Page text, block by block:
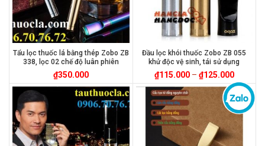
Tẩu lọc thuốc lá bằng thép Zobo ZB
338, lọc 02 chế độ luân phiên
₫350.000
Đầu lọc khói thuốc Zobo ZB 055
khử độc vệ sinh, tái sử dụng
₫115.000– ₫125.000